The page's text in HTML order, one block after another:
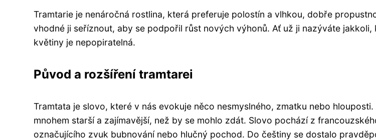
Tramtarie je nenáročná rostlina, která preferuje polostín a vlhkou, dobře
vhodné ji seříznout, aby se podpořil růst nových výhonů. Ať už ji nazýváte jakkoli,
květiny je nepopiratelná.
Původ a rozšíření tramtarei
Tramtata je slovo, které v nás evokuje něco nesmyslného, zmatku nebo
mnohem starší a zajímavější, než by se mohlo zdát. Slovo pochází z
označujícího zvuk bubnování nebo hlučný pochod. Do češtiny se dostalo